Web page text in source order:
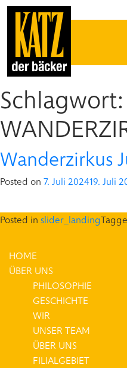
Schlagwort:
Wanderzirkus
Posted on 7. Juli 202419. Juli
Posted in slider_landing
HOME
ÜBER UNS
PHILOSOPHIE
GESCHICHTE
WIR
UNSER TEAM
ÜBER UNS
FILIALGEBIET